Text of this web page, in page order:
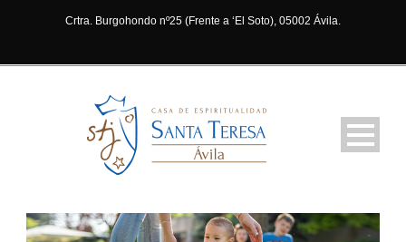
Crtra. Burgohondo nº25 (Frente a ‘El Soto), 05002 Ávila.